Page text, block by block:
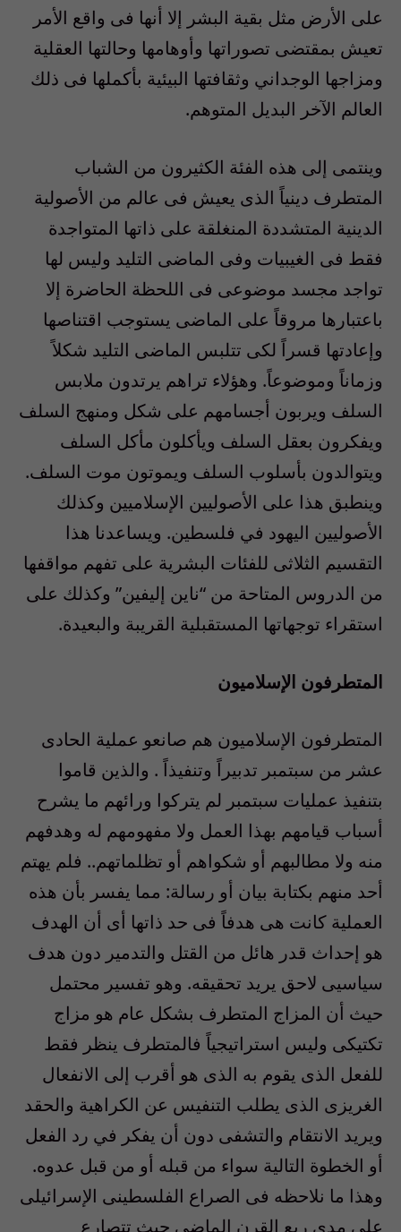
على الأرض مثل بقية البشر إلا أنها فى واقع الأمر
تعيش بمقتضى تصوراتها وأوهامها وحالتها العقلية
ومزاجها الوجداني وثقافتها البيئية بأكملها فى ذلك
العالم الآخر البديل المتوهم.
وينتمى إلى هذه الفئة الكثيرون من الشباب
المتطرف دينياً الذى يعيش فى عالم من الأصولية
الدينية المتشددة المنغلقة على ذاتها المتواجدة
فقط فى الغيبيات وفى الماضى التليد وليس لها
تواجد مجسد موضوعى فى اللحظة الحاضرة إلا
باعتبارها مروقاً على الماضى يستوجب اقتناصها
وإعادتها قسراً لكى تتلبس الماضى التليد شكلاً
وزماناً وموضوعاً. وهؤلاء تراهم يرتدون ملابس
السلف ويربون أجسامهم على شكل ومنهج السلف
ويفكرون بعقل السلف ويأكلون مأكل السلف
ويتوالدون بأسلوب السلف ويموتون موت السلف.
وينطبق هذا على الأصوليين الإسلاميين وكذلك
الأصوليين اليهود في فلسطين. ويساعدنا هذا
التقسيم الثلاثى للفئات البشرية على تفهم مواقفها
من الدروس المتاحة من “ناين إليفين” وكذلك على
استقراء توجهاتها المستقبلية القريبة والبعيدة.
المتطرفون الإسلاميون
المتطرفون الإسلاميون هم صانعو عملية الحادى
عشر من سبتمبر تدبيراً وتنفيذاً . والذين قاموا
بتنفيذ عمليات سبتمبر لم يتركوا ورائهم ما يشرح
أسباب قيامهم بهذا العمل ولا مفهومهم له وهدفهم
منه ولا مطالبهم أو شكواهم أو تظلماتهم.. فلم يهتم
أحد منهم بكتابة بيان أو رسالة: مما يفسر بأن هذه
العملية كانت هى هدفاً فى حد ذاتها أى أن الهدف
هو إحداث قدر هائل من القتل والتدمير دون هدف
سياسيى لاحق يريد تحقيقه. وهو تفسير محتمل
حيث أن المزاج المتطرف بشكل عام هو مزاج
تكتيكى وليس استراتيجياً فالمتطرف ينظر فقط
للفعل الذى يقوم به الذى هو أقرب إلى الانفعال
الغريزى الذى يطلب التنفيس عن الكراهية والحقد
ويريد الانتقام والتشفى دون أن يفكر في رد الفعل
أو الخطوة التالية سواء من قبله أو من قبل عدوه.
وهذا ما نلاحظه فى الصراع الفلسطينى الإسرائيلى
على مدى ربع القرن الماضى حيث تتصارع